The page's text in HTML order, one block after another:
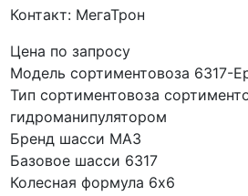
Контакт: МегаТрон
Цена по запросу
Модель сортиментовоза 6317-
Тип сортиментовоза
гидроманипулятором
Бренд шасси МАЗ
Базовое шасси 6317
Колесная формула 6x6